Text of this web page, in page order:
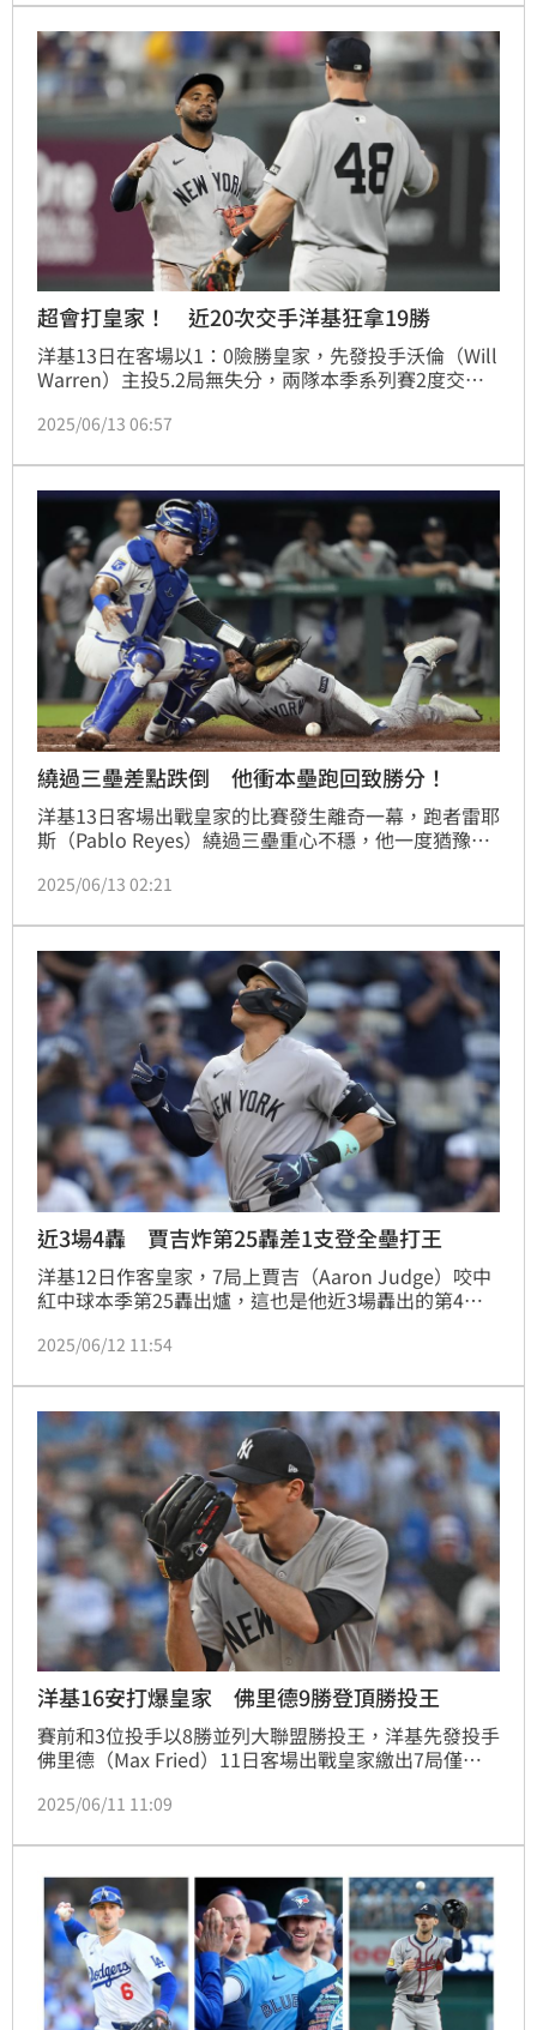
超會打皇家！ 近20次交手洋基狂拿19勝
洋基13日在客場以1：0險勝皇家，先發投手沃倫（Will
Warren）主投5.2局無失分，兩隊本季系列賽2度交
吞19敗。
2025/06/13 06:57
繞過三壘差點跌倒 他衝本壘跑回致勝分！
洋基13日客場出戰皇家的比賽發生離奇一幕，跑者雷耶
斯（Pablo Reyes）繞過三壘重心不穩，他一度猶豫折
跑回超前分，原因是皇家投手傳本壘發生失誤，洋基終
2025/06/13 02:21
近3場4轟 賈吉炸第25轟差1支登全壘打王
洋基12日作客皇家，7局上賈吉（Aaron Judge）咬中
紅中球本季第25轟出爐，這也是他近3場轟出的第4
2025/06/12 11:54
洋基16安打爆皇家 佛里德9勝登頂勝投王
賽前和3位投手以8勝並列大聯盟勝投王，洋基先發投手
佛里德（Max Fried）11日客場出戰皇家繳出7局僅失2
擊敗皇家幫助佛里德拿下本季第9勝，暫居洋基和大聯
2025/06/11 11:09